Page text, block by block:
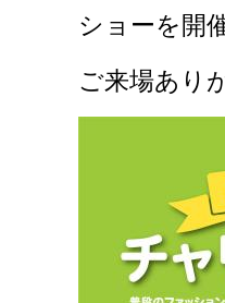
ショーを開
ご来場あり